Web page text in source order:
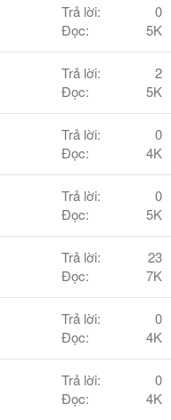
Trả lời
0
Đọc
5K
Trả lời
2
Đọc
5K
Trả lời
0
Đọc
4K
Trả lời
0
Đọc
5K
Trả lời
23
Đọc
7K
Trả lời
0
Đọc
4K
Trả lời
0
Đọc
4K